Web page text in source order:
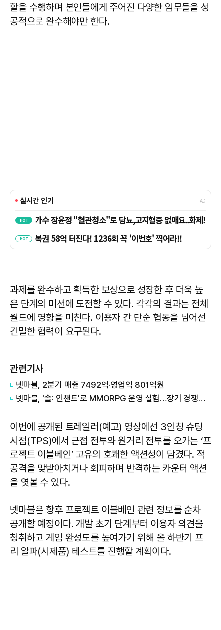
할을 수행하며 본인들에게 주어진 다양한 임무들을 성
공적으로 완수해야만 한다.
과제를 완수하고 획득한 보상으로 성장한 후 더욱 높
은 단계의 미션에 도전할 수 있다. 각각의 결과는 전체
월드에 영향을 미친다. 이용자 간 단순 협동을 넘어선
긴밀한 협력이 요구된다.
관련기사
넷마블, 2분기 매출 7492억·영업익 801억원
넷마블, '솔: 인챈트'로 MMORPG 운영 실험…장기 경쟁력 검증 나선다
이번에 공개된 트레일러(예고) 영상에선 3인칭 슈팅
시점(TPS)에서 근접 전투와 원거리 전투를 오가는 ‘프
로젝트 이블베인’ 고유의 호쾌한 액션성이 담겼다. 적
공격을 맞받아치거나 회피하며 반격하는 카운터 액션
을 엿볼 수 있다.
넷마블은 향후 프로젝트 이블베인 관련 정보를 순차
공개할 예정이다. 개발 초기 단계부터 이용자 의견을
청취하고 게임 완성도를 높여가기 위해 올 하반기 프
리 알파(시제품) 테스트를 진행할 계획이다.